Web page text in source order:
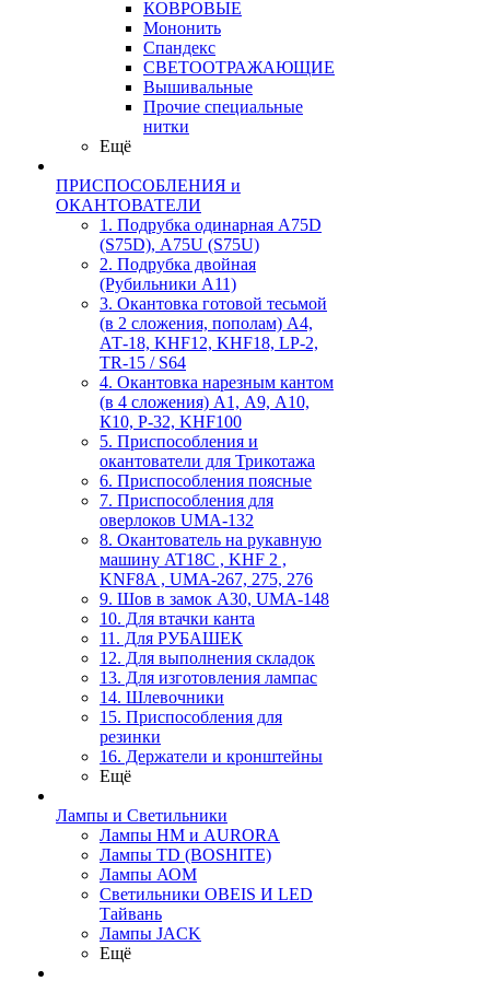
КОВРОВЫЕ
Мононить
Спандекс
СВЕТООТРАЖАЮЩИЕ
Вышивальные
Прочие специальные
нитки
Ещё
ПРИСПОСОБЛЕНИЯ и
ОКАНТОВАТЕЛИ
1. Подрубка одинарная А75D
(S75D), А75U (S75U)
2. Подрубка двойная
(Рубильники А11)
3. Окантовка готовой тесьмой
(в 2 сложения, пополам) А4,
АТ-18, KHF12, KHF18, LP-2,
TR-15 / S64
4. Окантовка нарезным кантом
(в 4 сложения) А1, А9, А10,
К10, Р-32, KHF100
5. Приспособления и
окантователи для Трикотажа
6. Приспособления поясные
7. Приспособления для
оверлоков UMA-132
8. Окантователь на рукавную
машину AT18C , KHF 2 ,
KNF8A , UMA-267, 275, 276
9. Шов в замок А30, UMA-148
10. Для втачки канта
11. Для РУБАШЕК
12. Для выполнения складок
13. Для изготовления лампас
14. Шлевочники
15. Приспособления для
резинки
16. Держатели и кронштейны
Ещё
Лампы и Светильники
Лампы HM и AURORA
Лампы TD (BOSHITE)
Лампы АОМ
Светильники OBEIS И LED
Тайвань
Лампы JACK
Ещё